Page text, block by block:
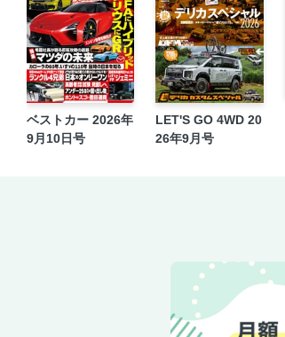
ベストカー 2026年
9月10日号
LET'S GO 4WD 20
26年9月号